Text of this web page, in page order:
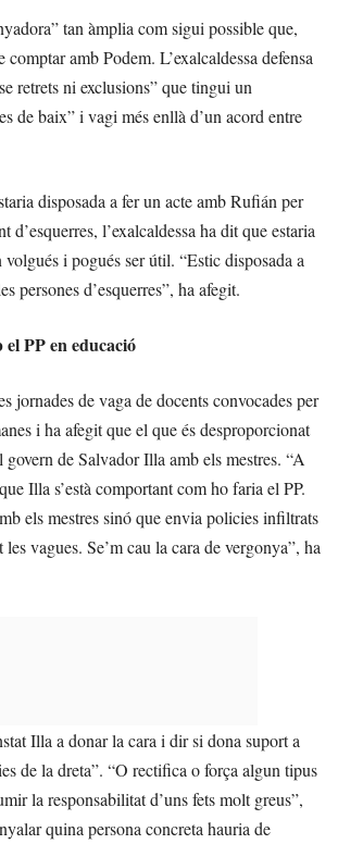
tan àmplia com sigui possible que,
comptar amb Podem. L’exalcaldessa defensa
retrets ni exclusions” que tingui un
de baix” i vagi més enllà d’un acord entre
disposada a fer un acte amb Rufián per
d’esquerres, l’exalcaldessa ha dit que estaria
i pogués ser útil. “Estic disposada a
persones d’esquerres”, ha afegit.
PP en educació
jornades de vaga de docents convocades per
i ha afegit que el que és desproporcionat
govern de Salvador Illa amb els mestres. “A
Illa s’està comportant com ho faria el PP.
els mestres sinó que envia policies infiltrats
les vagues. Se’m cau la cara de vergonya”, ha
Illa a donar la cara i dir si dona suport a
de la dreta”. “O rectifica o força algun tipus
la responsabilitat d’uns fets molt greus”,
quina persona concreta hauria de